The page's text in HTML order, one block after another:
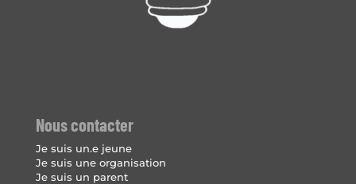
Nous contacter
Je suis un.e jeune
Je suis une organisation
Je suis un parent